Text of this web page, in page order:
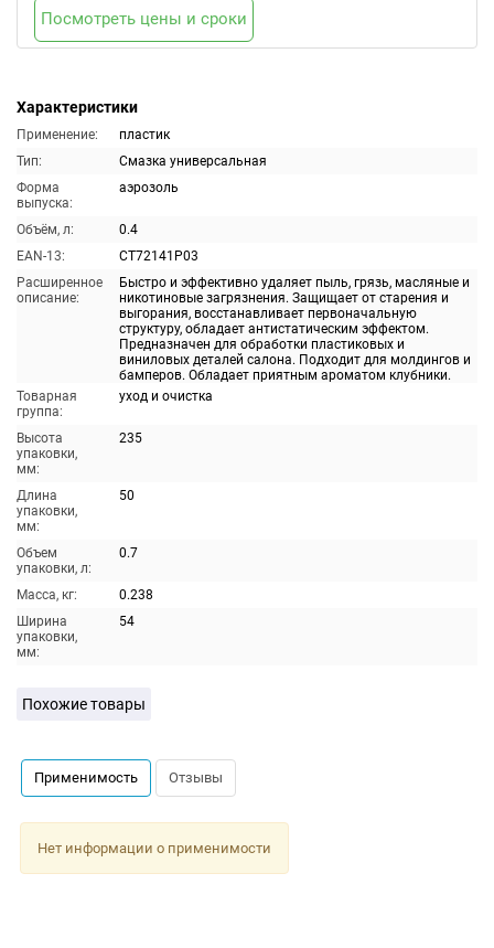
Характеристики
Применение:
пластик
Тип:
Смазка универсальная
Форма
выпуска:
аэрозоль
Объём, л:
0.4
EAN-13:
CT72141P03
Расширенное
описание:
Быстро и эффективно удаляет пыль, грязь, масляные и
никотиновые загрязнения. Защищает от старения и
выгорания, восстанавливает первоначальную
структуру, обладает антистатическим эффектом.
Предназначен для обработки пластиковых и
виниловых деталей салона. Подходит для молдингов и
бамперов. Обладает приятным ароматом клубники.
Товарная
группа:
уход и очистка
Высота
упаковки,
мм:
235
Длина
упаковки,
мм:
50
Объем
упаковки, л:
0.7
Масса, кг:
0.238
Ширина
упаковки,
мм:
54
Посмотреть цены и сроки
Похожие товары
Применимость Отзывы
Нет информации о применимости